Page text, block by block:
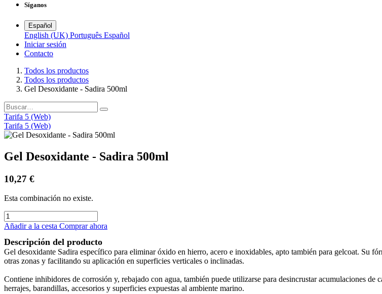
Síganos
Español
English (UK) Português Español
Iniciar sesión
​Contacto
Todos los productos
Todos los productos
Gel Desoxidante - Sadira 500ml
Tarifa 5 (Web)
Tarifa 5 (Web)
Gel Desoxidante - Sadira 500ml
10,27 €
Esta combinación no existe.
Añadir a la cesta Comprar ahora
Descripción del producto
Gel desoxidante Sadira específico para eliminar óxido en hierro, acero e inoxidables, apto también para gelcoat. Su
otras zonas y facilitando su aplicación en superficies verticales o inclinadas.
Contiene inhibidores de corrosión y, rebajado con agua, también puede utilizarse para desincrustar acumulaciones
herrajes, barandillas, accesorios y superficies expuestas al ambiente marino.